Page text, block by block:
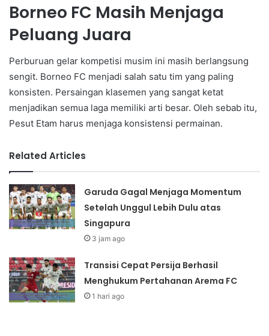
Borneo FC Masih Menjaga
Peluang Juara
Perburuan gelar kompetisi musim ini masih berlangsung
sengit. Borneo FC menjadi salah satu tim yang paling
konsisten. Persaingan klasemen yang sangat ketat
menjadikan semua laga memiliki arti besar. Oleh sebab itu,
Pesut Etam harus menjaga konsistensi permainan.
Related Articles
Garuda Gagal Menjaga Momentum
Setelah Unggul Lebih Dulu atas
Singapura
3 jam ago
Transisi Cepat Persija Berhasil
Menghukum Pertahanan Arema FC
1 hari ago